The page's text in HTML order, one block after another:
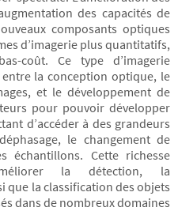
des capacités de
composants optiques
d’imagerie plus quantitatifs,
coût. Ce type d’imagerie
la conception optique, le
et le développement de
pour pouvoir développer
d’accéder à des grandeurs
le changement de
échantillons. Cette richesse
la détection, la
la classification des objets
dans de nombreux domaines